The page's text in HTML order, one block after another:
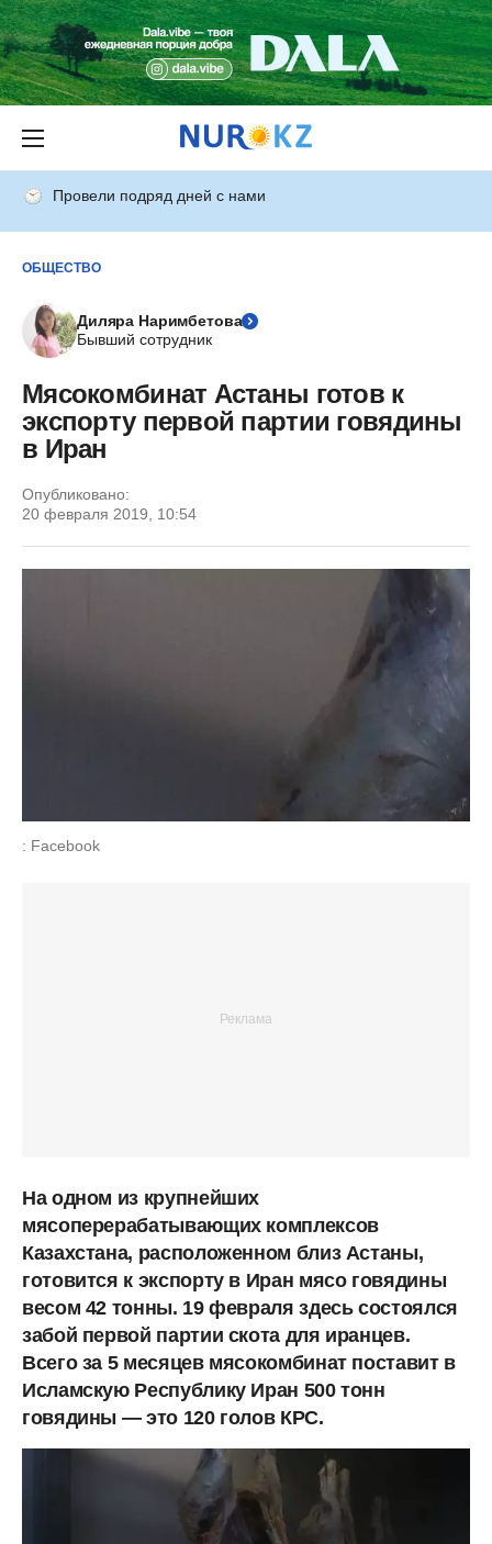
Провели подряд дней с нами
ОБЩЕСТВО
Диляра Наримбетова
Бывший сотрудник
Мясокомбинат Астаны готов к
экспорту первой партии говядины
в Иран
Опубликовано:
20 февраля 2019, 10:54
: Facebook
На одном из крупнейших
мясоперерабатывающих комплексов
Казахстана, расположенном близ Астаны,
готовится к экспорту в Иран мясо говядины
весом 42 тонны. 19 февраля здесь состоялся
забой первой партии скота для иранцев.
Всего за 5 месяцев мясокомбинат поставит в
Исламскую Республику Иран 500 тонн
говядины — это 120 голов КРС.